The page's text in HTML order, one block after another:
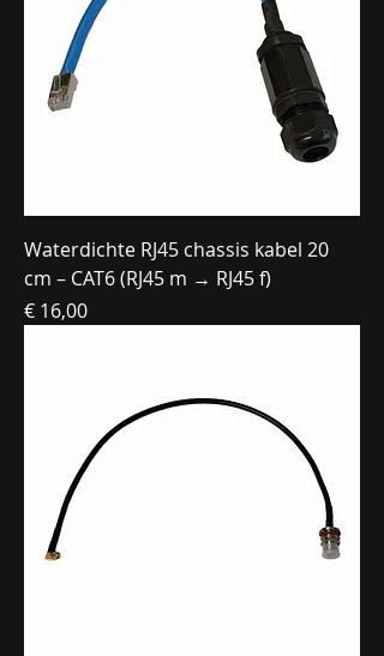
Waterdichte RJ45 chassis kabel 20
cm – CAT6 (RJ45 m → RJ45 f)
Prijs
€ 16,00